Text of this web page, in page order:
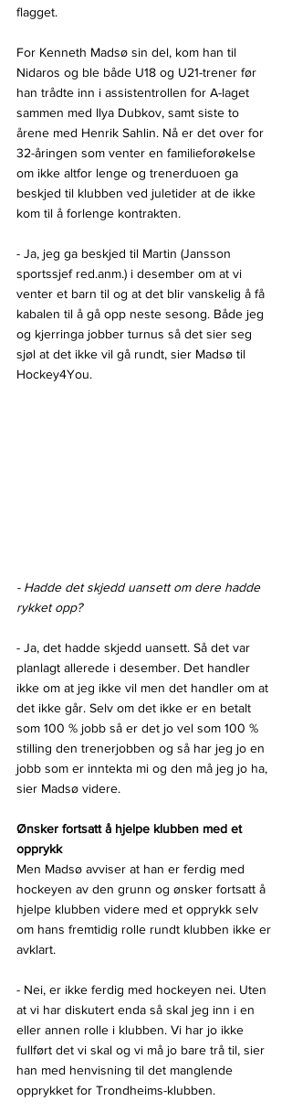
flagget.
For Kenneth Madsø sin del, kom han til
Nidaros og ble både U18 og U21-trener før
han trådte inn i assistentrollen for A-laget
sammen med Ilya Dubkov, samt siste to
årene med Henrik Sahlin. Nå er det over for
32-åringen som venter en familieforøkelse
om ikke altfor lenge og trenerduoen ga
beskjed til klubben ved juletider at de ikke
kom til å forlenge kontrakten.
- Ja, jeg ga beskjed til Martin (Jansson
sportssjef red.anm.) i desember om at vi
venter et barn til og at det blir vanskelig å få
kabalen til å gå opp neste sesong. Både jeg
og kjerringa jobber turnus så det sier seg
sjøl at det ikke vil gå rundt, sier Madsø til
Hockey4You.
- Hadde det skjedd uansett om dere hadde
rykket opp?
- Ja, det hadde skjedd uansett. Så det var
planlagt allerede i desember. Det handler
ikke om at jeg ikke vil men det handler om at
det ikke går. Selv om det ikke er en betalt
som 100 % jobb så er det jo vel som 100 %
stilling den trenerjobben og så har jeg jo en
jobb som er inntekta mi og den må jeg jo ha,
sier Madsø videre.
Ønsker fortsatt å hjelpe klubben med et
opprykk
Men Madsø avviser at han er ferdig med
hockeyen av den grunn og ønsker fortsatt å
hjelpe klubben videre med et opprykk selv
om hans fremtidig rolle rundt klubben ikke er
avklart.
- Nei, er ikke ferdig med hockeyen nei. Uten
at vi har diskutert enda så skal jeg inn i en
eller annen rolle i klubben. Vi har jo ikke
fullført det vi skal og vi må jo bare trå til, sier
han med henvisning til det manglende
opprykket for Trondheims-klubben.